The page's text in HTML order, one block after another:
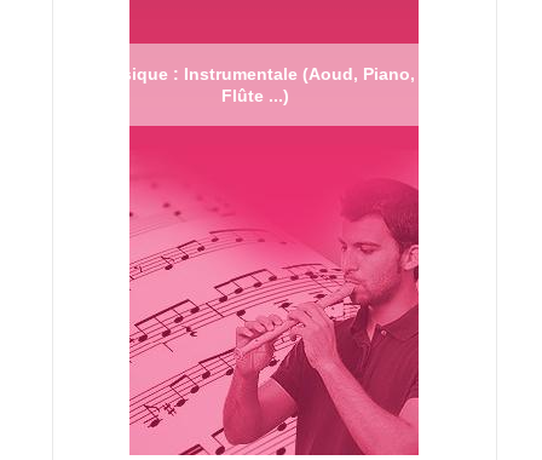
Musique : Instrumentale (Aoud, Piano,
Flûte ...)